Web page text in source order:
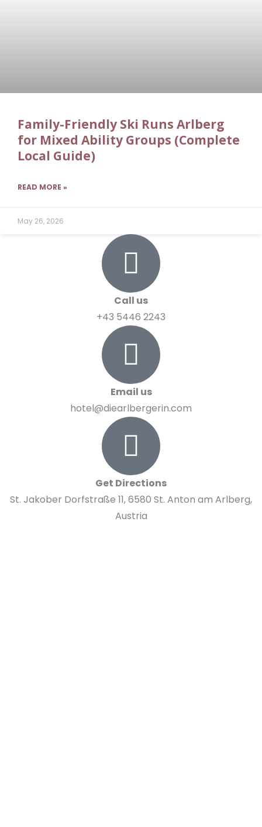
Family-Friendly Ski Runs Arlberg
for Mixed Ability Groups (Complete
Local Guide)
READ MORE »
May 26, 2026
Call us
+43 5446 2243
Email us
hotel@diearlbergerin.com
Get Directions
St. Jakober Dorfstraße 11, 6580 St. Anton am Arlberg,
Austria